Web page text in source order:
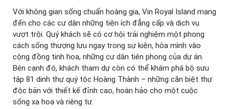
Với không gian sống chuẩn hoàng gia, Vin Royal Island mang
đến cho các cư dân những tiện ích đẳng cấp và dịch vụ
vượt trội. Quý khách sẽ có cơ hội trải nghiệm một phong
cách sống thượng lưu ngay trong sự kiện, hòa mình vào
cộng đồng tinh hoa, những cư dân tiên phong của dự án.
Bên cạnh đó, khách tham dự còn có thể khám phá bộ sưu
tập 81 dinh thự quý tộc Hoàng Thành – những căn biệt thự
độc bản với thiết kế đỉnh cao, hoàn hảo cho một cuộc
sống xa hoa và riêng tư.